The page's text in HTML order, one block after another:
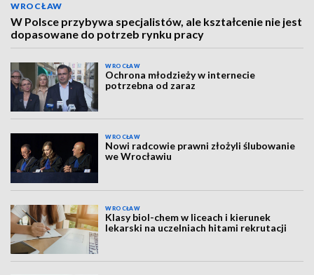
WROCŁAW
W Polsce przybywa specjalistów, ale kształcenie nie jest
dopasowane do potrzeb rynku pracy
WROCŁAW
Ochrona młodzieży w internecie
potrzebna od zaraz
WROCŁAW
Nowi radcowie prawni złożyli ślubowanie
we Wrocławiu
WROCŁAW
Klasy biol-chem w liceach i kierunek
lekarski na uczelniach hitami rekrutacji